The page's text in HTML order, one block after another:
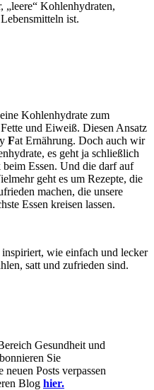
„leere“ Kohlenhydraten,
ist.
Kohlenhydrate zum
und Eiweiß. Diesen Ansatz
Fat Ernährung. Doch auch wir
es geht ja schließlich
Essen. Und die darf auf
geht es um Rezepte, die
machen, die unsere
Essen kreisen lassen.
wie einfach und lecker
satt und zufrieden sind.
Gesundheit und
Sie
neuen Posts verpassen
Blog hier.